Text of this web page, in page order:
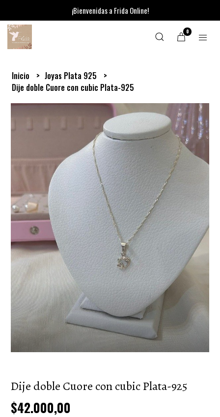
¡Bienvenidas a Frida Online!
0
Inicio
Joyas Plata 925
Dije doble Cuore con cubic Plata-925
Dije doble Cuore con cubic Plata-925
$42.000,00